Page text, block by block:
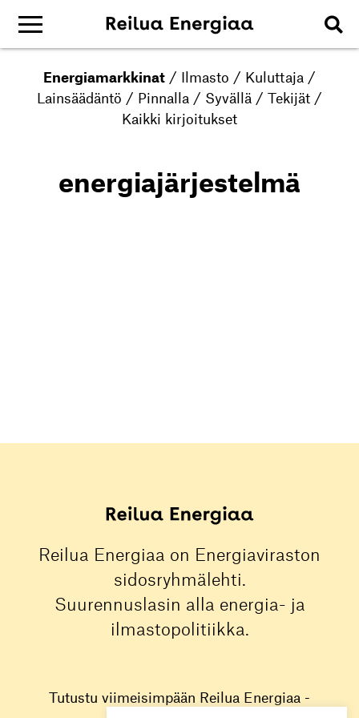
Energiamarkkinat / Ilmasto / Kuluttaja /
Lainsäädäntö / Pinnalla / Syvällä / Tekijät /
Kaikki kirjoitukset
energiajärjestelmä
Reilua Energiaa on Energiaviraston
sidosryhmälehti.
Suurennuslasin alla energia- ja
ilmastopolitiikka.
Tutustu viimeisimpään Reilua Energiaa -